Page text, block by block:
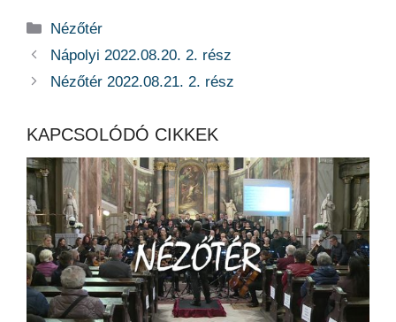
Kategória
Nézőtér
Nápolyi 2022.08.20. 2. rész
Nézőtér 2022.08.21. 2. rész
KAPCSOLÓDÓ CIKKEK